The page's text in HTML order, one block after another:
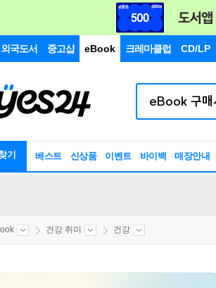
외국도서 중고샵 eBook 크레마클럽 CD/LP
기 베스트 신상품 이벤트 바이백 매장안내
건강 취미 건강